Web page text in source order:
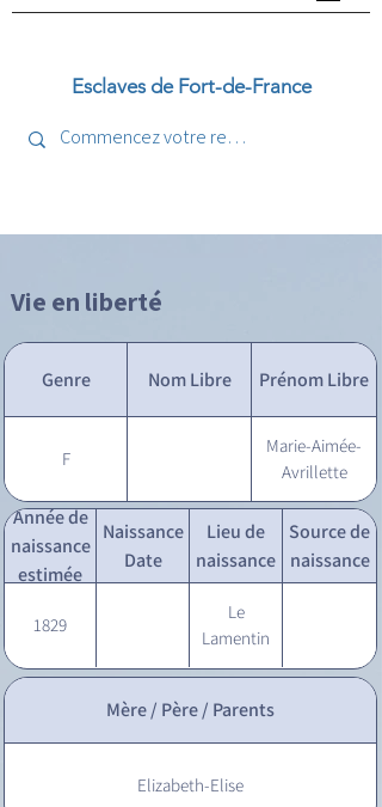
Esclaves de Fort-de-France
Vie en liberté
Genre Nom Libre Prénom Libre
F
Marie-Aimée-
Avrillette
Année de
naissance
estimée
Naissance
Date
Lieu de
naissance
Source de
naissance
1829
Le
Lamentin
Mère / Père / Parents
Elizabeth-Elise